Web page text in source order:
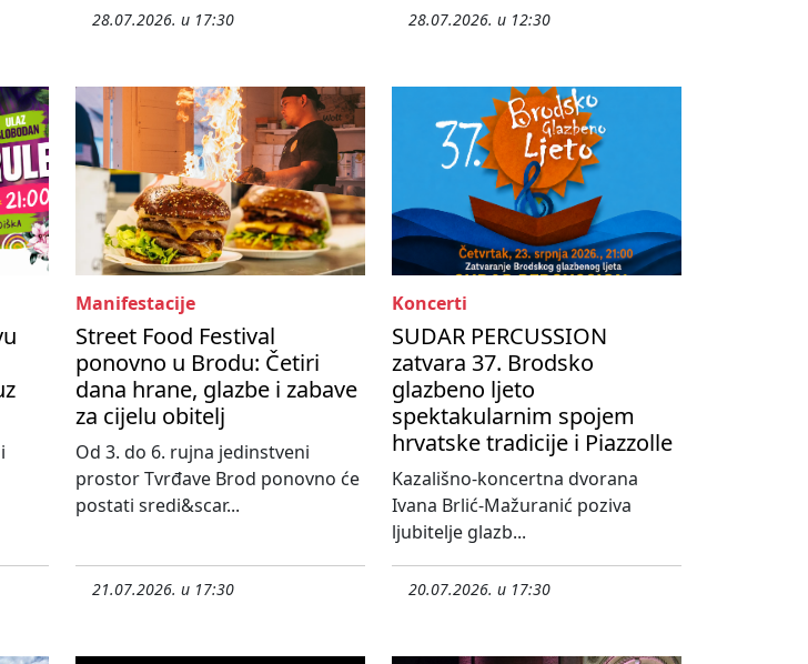
28.07.2026. u 17:30 28.07.2026. u 12:30
Manifestacije
Street Food Festival
ponovno u Brodu: Četiri
dana hrane, glazbe i zabave
za cijelu obitelj
Od 3. do 6. rujna jedinstveni
prostor Tvrđave Brod ponovno će
postati sredi&scar...
21.07.2026. u 17:30
Koncerti
SUDAR PERCUSSION
zatvara 37. Brodsko
glazbeno ljeto
spektakularnim spojem
hrvatske tradicije i Piazzolle
Kazališno-koncertna dvorana
Ivana Brlić-Mažuranić poziva
ljubitelje glazb...
20.07.2026. u 17:30